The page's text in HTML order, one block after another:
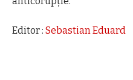
Editor : Sebastian Eduard